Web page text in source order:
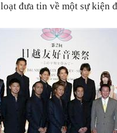
đưa tin về một sự kiện